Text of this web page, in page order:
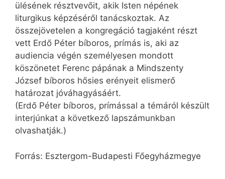
ülésének résztvevőit, akik Isten népének
liturgikus képzéséről tanácskoztak. Az
összejövetelen a kongregáció tagjaként részt
vett Erdő Péter bíboros, prímás is, aki az
audiencia végén személyesen mondott
köszönetet Ferenc pápának a Mindszenty
József bíboros hősies erényeit elismerő
határozat jóváhagyásáért.
(Erdő Péter bíboros, prímással a témáról készült
interjúnkat a következő lapszámunkban
olvashatják.)
Forrás: Esztergom-Budapesti Főegyházmegye